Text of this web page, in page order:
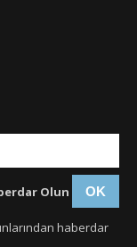
Olun OK
haberdar